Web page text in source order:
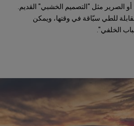
الصرير مثل "التصميم الخشبي" القديم.
للطي سبّاقة في وقتها، ويمكن
الخلفي".